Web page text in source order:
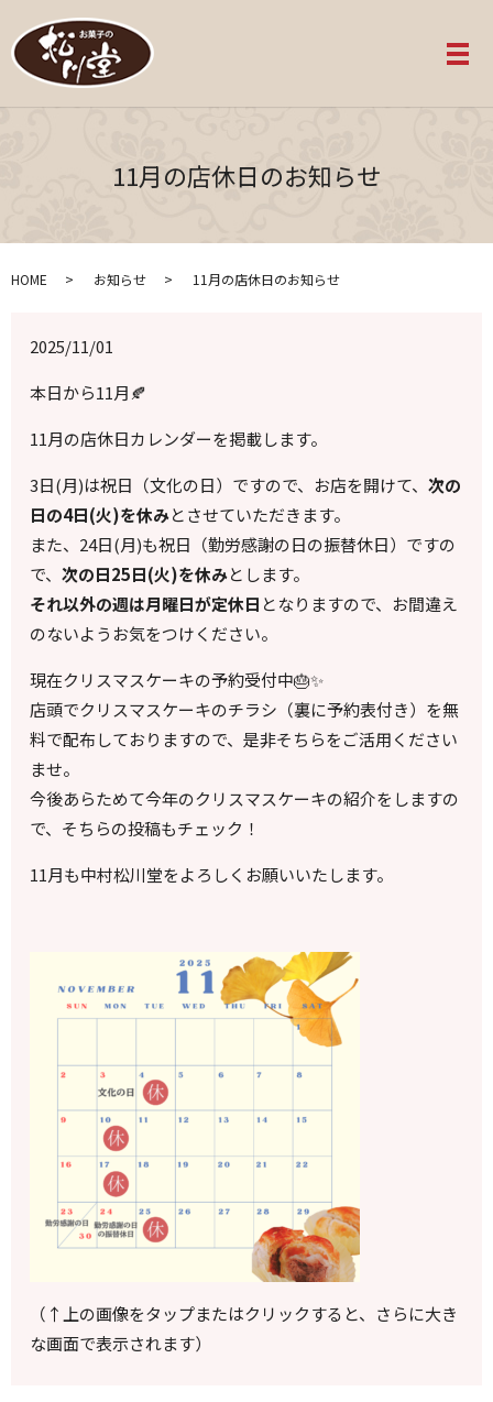
メ
11月の店休日のお知らせ
HOME お知らせ 11月の店休日のお知らせ
2025/11/01
本日から11月🍂
11月の店休日カレンダーを掲載します。
3日(月)は祝日（文化の日）ですので、お店を開けて、次の
日の4日(火)を休みとさせていただきます。
また、24日(月)も祝日（勤労感謝の日の振替休日）ですの
で、次の日25日(火)を休みとします。
それ以外の週は月曜日が定休日 となりますので、お間違え
のないようお気をつけください。
現在クリスマスケーキの予約受付中🎂✨
店頭でクリスマスケーキのチラシ（裏に予約表付き）を無
料で配布しておりますので、是非そちらをご活用ください
ませ。
今後あらためて今年のクリスマスケーキの紹介をしますの
で、そちらの投稿もチェック！
11月も中村松川堂をよろしくお願いいたします。
（↑上の画像をタップまたはクリックすると、さらに大き
な画面で表示されます）